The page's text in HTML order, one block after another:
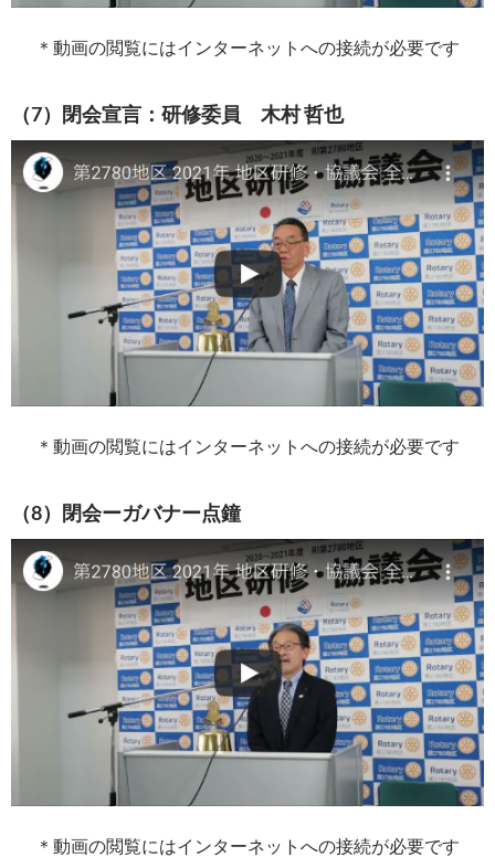
＊動画の閲覧にはインターネットへの接続が必要です
（7）閉会宣言：研修委員 木村 哲也
＊動画の閲覧にはインターネットへの接続が必要です
（8）閉会ーガバナー点鐘
＊動画の閲覧にはインターネットへの接続が必要です